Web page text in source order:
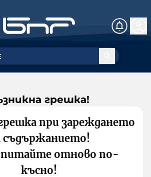
грешка!
при зареждането
съдържанието!
отново по-
късно!